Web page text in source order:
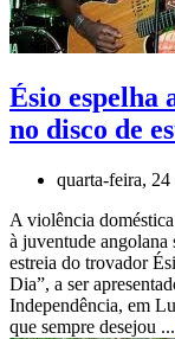
Ésio espelha
no disco de
quarta-feira,
A violência
à juventude angolana
estreia do trovador
Dia”, a ser
Independência, em
que sempre desejou ...